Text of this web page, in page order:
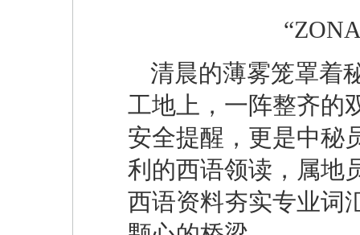
清晨的薄雾笼罩着
工地上，一阵整齐的
安全提醒，更是中秘
利的西语领读，属地
西语资料夯实专业词